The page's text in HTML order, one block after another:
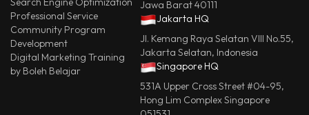
Professional Service
Community Program
Development
Digital Marketing Training
by Boleh Belajar
Jawa Barat 40111
Jakarta HQ
Jl. Kemang Raya Selatan VIII No.55,
Jakarta Selatan, Indonesia
Singapore HQ
531A Upper Cross Street #04-95,
Hong Lim Complex Singapore